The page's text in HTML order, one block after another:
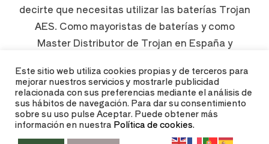
decirte que necesitas utilizar las baterías Trojan
AES. Como mayoristas de baterías y como
Master Distributor de Trojan en España y
LEER MÁS
Este sitio web utiliza cookies propias y de terceros para
mejorar nuestros servicios y mostrarle publicidad
relacionada con sus preferencias mediante el análisis de
sus hábitos de navegación. Para dar su consentimiento
sobre su uso pulse Aceptar. Puede obtener más
información en nuestra Política de cookies.